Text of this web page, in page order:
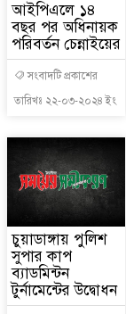
আইপিএলে ১৪
বছর পর অধিনায়ক
পরিবর্তন চেন্নাইয়ের
সংবাদটি প্রকাশের
তারিখঃ ২২-০৩-২০২৪ ইং
চুয়াডাঙ্গায় পুলিশ
সুপার কাপ
ব্যাডমিন্টন
টুর্নামেন্টের উদ্বোধন